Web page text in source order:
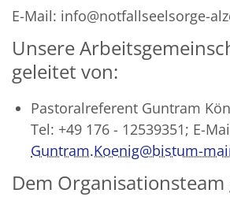
E-Mail: info@notfallseelsorge-
Unsere
geleitet von:
Pastoralreferent Guntram
Tel: +49 176 - 12539351; E-
Guntram.Koenig@bistum-
Dem